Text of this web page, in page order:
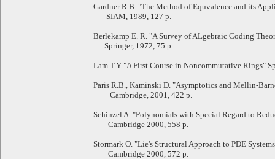
Gardner R.B. "The Method of Equvalence and its
SIAM, 1989, 127 p.
Berlekamp E. R. "A Survey of ALgebraic Coding
Springer, 1972, 75 p.
Lam T.Y "A First Course in Noncommutative Rings"
Paris R.B., Kaminski D. "Asymptotics and Mellin-
Cambridge, 2001, 422 p.
Schinzel A. "Polynomials with Special Regard to
Cambridge 2000, 558 p.
Stormark O. "Lie's Structural Approach to PDE
Cambridge 2000, 572 p.